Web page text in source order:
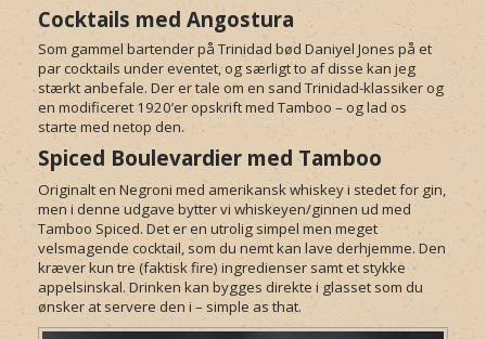
Cocktails med Angostura
Som gammel bartender på Trinidad bød Daniyel Jones på et
par cocktails under eventet, og særligt to af disse kan jeg
stærkt anbefale. Der er tale om en sand Trinidad-klassiker og
en modificeret 1920’er opskrift med Tamboo – og lad os
starte med netop den.
Spiced Boulevardier med Tamboo
Originalt en Negroni med amerikansk whiskey i stedet for gin,
men i denne udgave bytter vi whiskeyen/ginnen ud med
Tamboo Spiced. Det er en utrolig simpel men meget
velsmagende cocktail, som du nemt kan lave derhjemme. Den
kræver kun tre (faktisk fire) ingredienser samt et stykke
appelsinskal. Drinken kan bygges direkte i glasset som du
ønsker at servere den i – simple as that.